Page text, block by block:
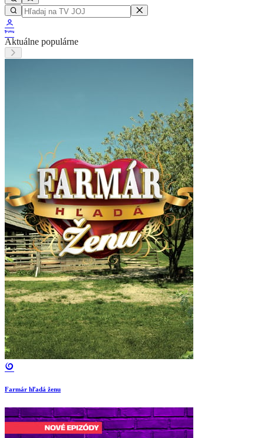
Aktuálne populárne
Farmár hľadá ženu